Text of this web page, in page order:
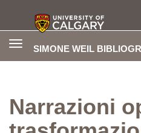
SIMONE WEIL
Toggle
Narrazioni